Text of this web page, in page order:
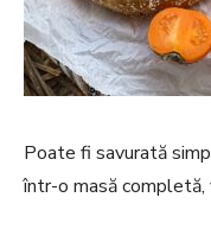
Poate fi savurată
într-o masă completă,